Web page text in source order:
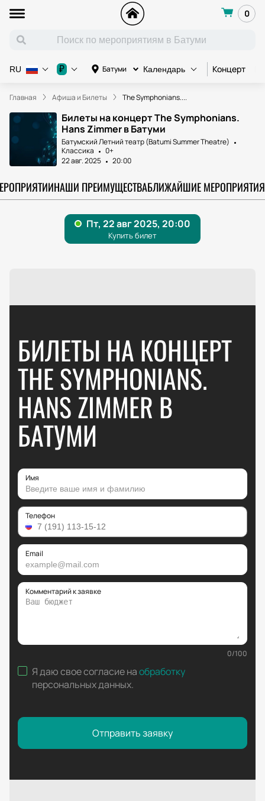
0
Батуми Календарь Концерт
RU ₽
Главная Афиша и Билеты The Symphonians....
Билеты на концерт The Symphonians.
Hans Zimmer в Батуми
Батумский Летний театр (Batumi Summer Theatre)
Классика
0+
22 авг. 2025
20:00
НАШИ ПРЕИМУЩЕСТВАБЛИЖАЙШИЕ МЕРОПРИЯТИЯ
БИЛЕТЫ НА КОНЦЕРТ
THE SYMPHONIANS.
HANS ZIMMER В
БАТУМИ
Имя
Телефон
Email
Комментарий к заявке
0/100
Я даю свое согласие наобработку
персональных данных.
Отправить заявку